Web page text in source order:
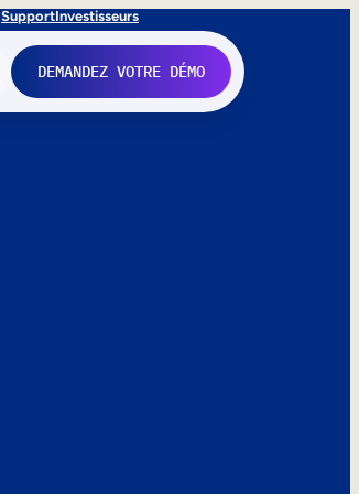
SupportInvestisseurs
DEMANDEZ VOTRE DÉMO